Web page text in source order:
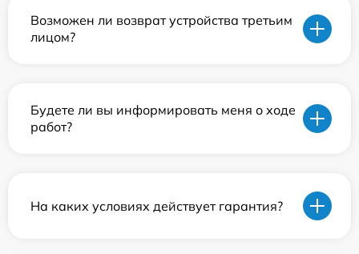
Возможен ли возврат устройства третьим
лицом?
Будете ли вы информировать меня о ходе
работ?
На каких условиях действует гарантия?